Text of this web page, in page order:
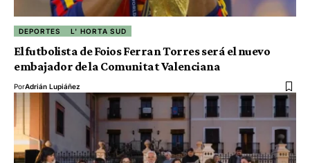
DEPORTES L' HORTA SUD
El futbolista de Foios Ferran Torres será el nuevo
embajador de la Comunitat Valenciana
PorAdrián Lupiáñez